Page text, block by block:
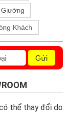
Giường
Khách
Gửi
thể thay đổi do